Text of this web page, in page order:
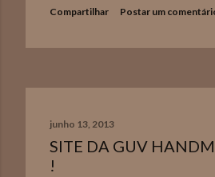
e
n
Compartilhar Postar um
junho 13, 2013
SITE DA GUV
!